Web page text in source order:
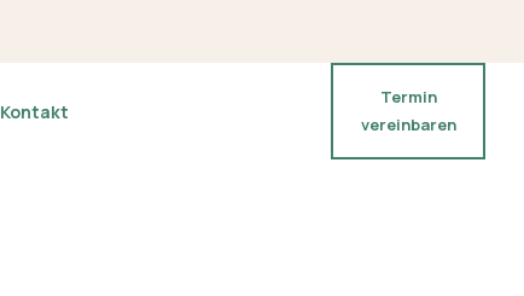
Kontakt
Termin
vereinbaren